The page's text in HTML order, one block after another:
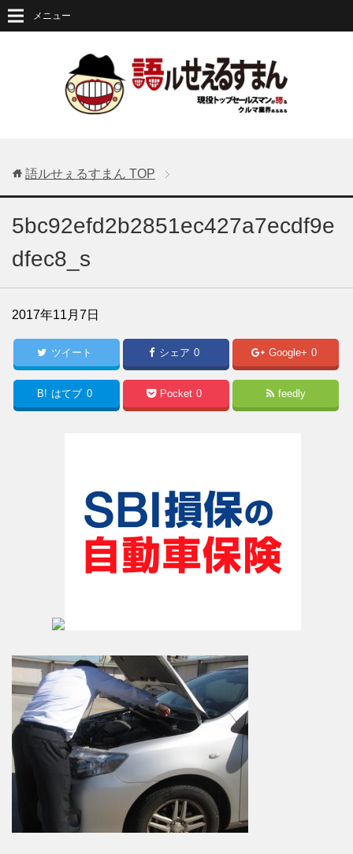
メニュー
語ルせぇるすまん TOP
5bc92efd2b2851ec427a7ecdf9e
dfec8_s
2017年11月7日
ツイート シェア 0 Google+ 0
B! はてブ 0 Pocket 0 feedly